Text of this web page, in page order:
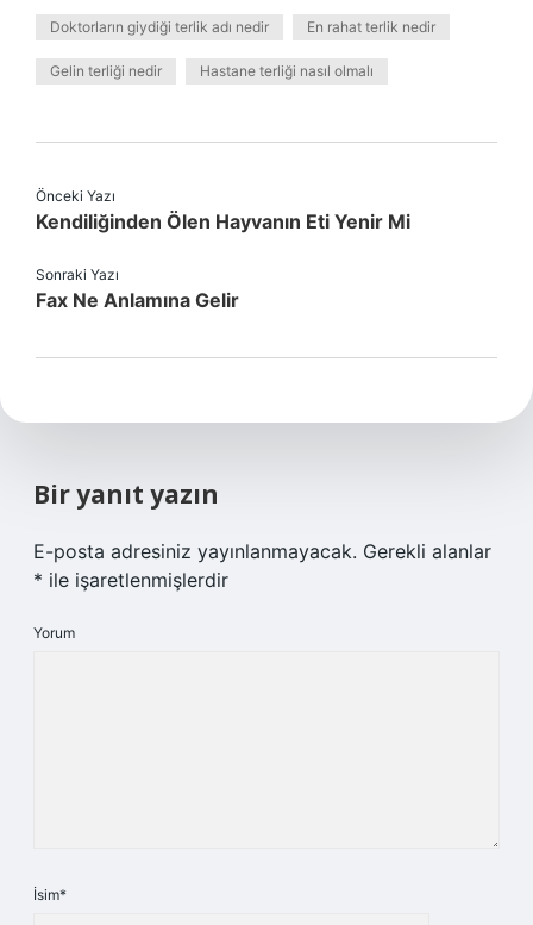
Doktorların giydiği terlik adı nedir En rahat terlik nedir
Gelin terliği nedir Hastane terliği nasıl olmalı
Önceki Yazı
Kendiliğinden Ölen Hayvanın Eti Yenir Mi
Sonraki Yazı
Fax Ne Anlamına Gelir
Bir yanıt yazın
E-posta adresiniz yayınlanmayacak. Gerekli alanlar
* ile işaretlenmişlerdir
Yorum
İsim*